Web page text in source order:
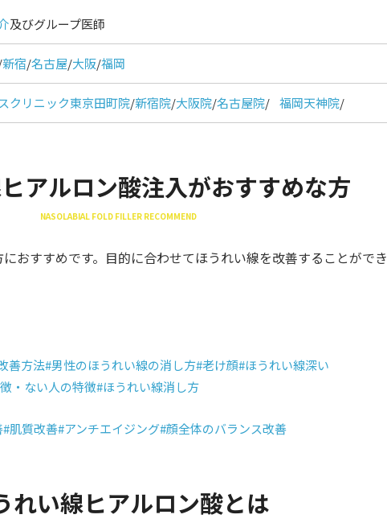
及びグループ医師
新宿/名古屋/大阪/福岡
クリニック東京田町院/新宿院/大阪院/名古屋院/ 福岡天神院/
アルロン酸注入がおすすめな方
NASOLABIAL FOLD FILLER RECOMMEND
おすすめです。目的に合わせてほうれい線を改善することができ
善方法#男性のほうれい線の消し方#老け顔#ほうれい線深い
・ない人の特徴#ほうれい線消し方
#肌質改善#アンチエイジング#顔全体のバランス改善
れい線ヒアルロン酸とは